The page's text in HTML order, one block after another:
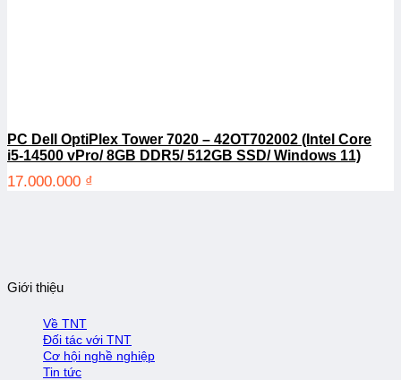
PC Dell OptiPlex Tower 7020 – 42OT702002 (Intel Core
i5-14500 vPro/ 8GB DDR5/ 512GB SSD/ Windows 11)
17.000.000 ₫
Giới thiệu
Về TNT
Đối tác với TNT
Cơ hội nghề nghiệp
Tin tức